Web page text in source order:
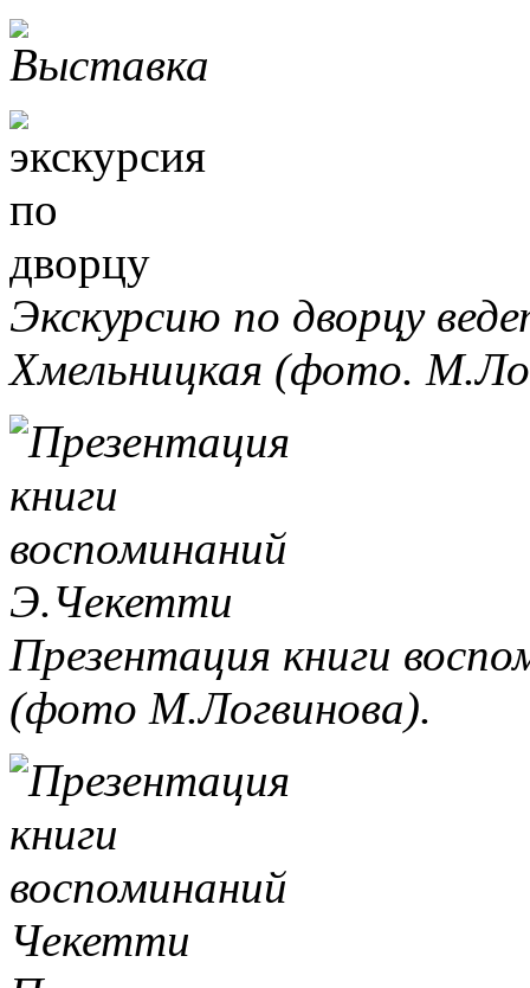
Экскурсию по дворцу
Хмельницкая (фото.
Презентация книги
(фото М.Логвинова).